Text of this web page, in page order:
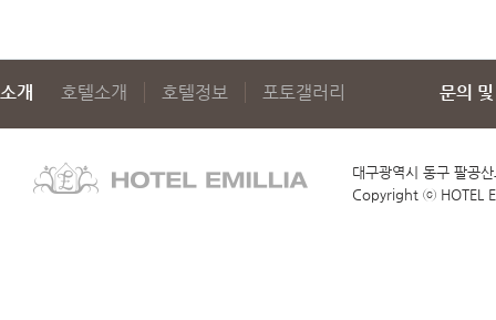
소개 호텔소개 호텔정보 포토갤러리 문의
대구광역시 동구 팔공
Copyright ⓒ HOTEL